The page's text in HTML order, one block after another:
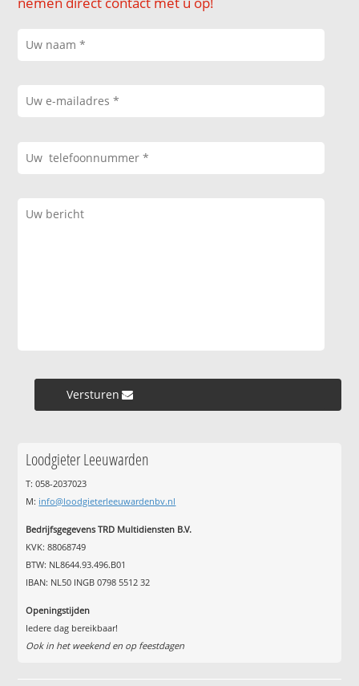
Versturen »
Loodgieter Leeuwarden
T: 058-2037023
M: info@loodgieterleeuwardenbv.nl
Bedrijfsgegevens TRD Multidiensten B.V.
KVK: 88068749
BTW: NL8644.93.496.B01
IBAN: NL50 INGB 0798 5512 32
Openingstijden
Iedere dag bereikbaar!
Ook in het weekend en op feestdagen